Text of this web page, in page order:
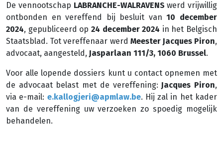
De vennootschap LABRANCHE-WALRAVENS werd vrijwillig
ontbonden en vereffend bij besluit van10 december
2024, gepubliceerd op 24 december 2024 in het Belgisch
Staatsblad. Tot vereffenaar werd Meester Jacques Piron,
advocaat, aangesteld, Jasparlaan 111/3, 1060 Brussel.
Voor alle lopende dossiers kunt u contact opnemen met
de advocaat belast met de vereffening: Jacques Piron,
via e-mail: e.kallogjeri@apmlaw.be. Hij zal in het kader
van de vereffening uw verzoeken zo spoedig mogelijk
behandelen.